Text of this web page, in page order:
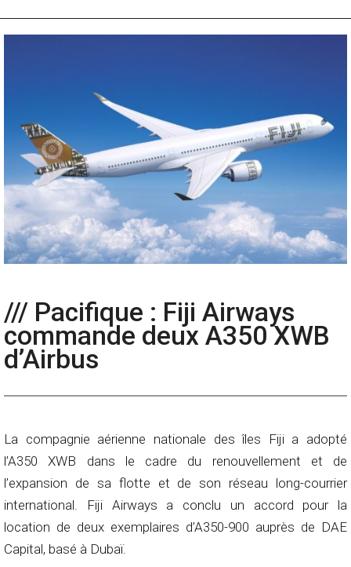
/// Pacifique : Fiji Airways
commande deux A350 XWB
d’Airbus
La compagnie aérienne nationale des îles Fiji a adopté
l’A350 XWB dans le cadre du renouvellement et de
l’expansion de sa flotte et de son réseau long-courrier
international. Fiji Airways a conclu un accord pour la
location de deux exemplaires d’A350-900 auprès de DAE
Capital, basé à Dubaï.